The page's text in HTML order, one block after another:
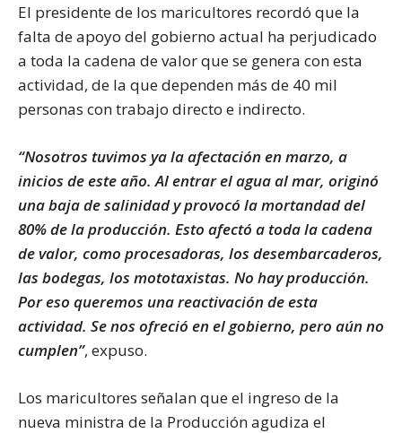
El presidente de los maricultores recordó que la
falta de apoyo del gobierno actual ha perjudicado
a toda la cadena de valor que se genera con esta
actividad, de la que dependen más de 40 mil
personas con trabajo directo e indirecto.
“Nosotros tuvimos ya la afectación en marzo, a
inicios de este año. Al entrar el agua al mar, originó
una baja de salinidad y provocó la mortandad del
80% de la producción. Esto afectó a toda la cadena
de valor, como procesadoras, los desembarcaderos,
las bodegas, los mototaxistas. No hay producción.
Por eso queremos una reactivación de esta
actividad. Se nos ofreció en el gobierno, pero aún no
cumplen”, expuso.
Los maricultores señalan que el ingreso de la
nueva ministra de la Producción agudiza el